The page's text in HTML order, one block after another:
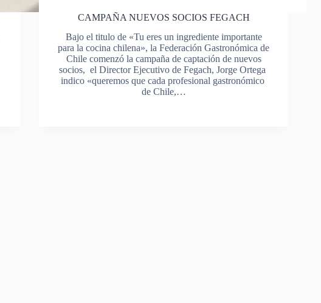
CAMPAÑA NUEVOS SOCIOS FEGACH
Bajo el titulo de «Tu eres un ingrediente importante
para la cocina chilena», la Federación Gastronómica de
Chile comenzó la campaña de captación de nuevos
socios, el Director Ejecutivo de Fegach, Jorge Ortega
indico «queremos que cada profesional gastronómico
de Chile,…